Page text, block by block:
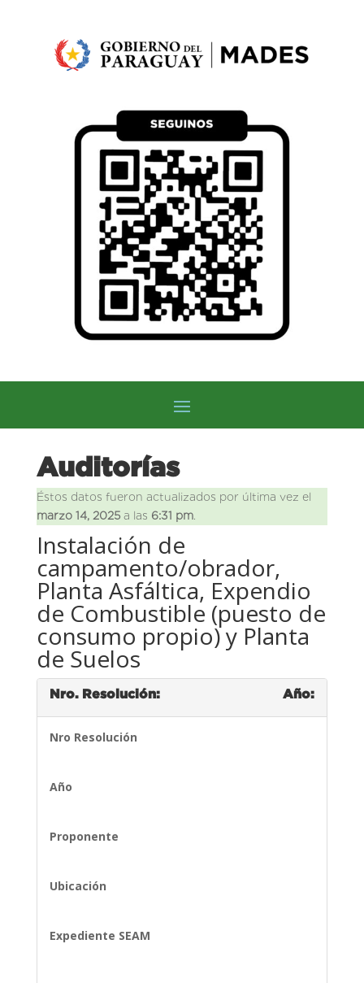
Auditorías
Éstos datos fueron actualizados por última vez el
marzo 14, 2025a las 6:31 pm.
Instalación de
campamento/obrador,
Planta Asfáltica, Expendio
de Combustible (puesto de
consumo propio) y Planta
de Suelos
Nro. Resolución: Año:
Nro Resolución
Año
Proponente
Ubicación
Expediente SEAM